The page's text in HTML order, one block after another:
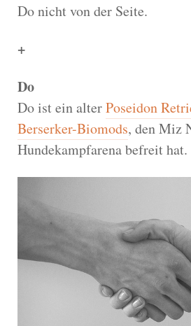
Do nicht von der Seite.
+
Do
Do ist ein alterPoseidon
Berserker-Biomods, den Miz
Hundekampfarena befreit hat.